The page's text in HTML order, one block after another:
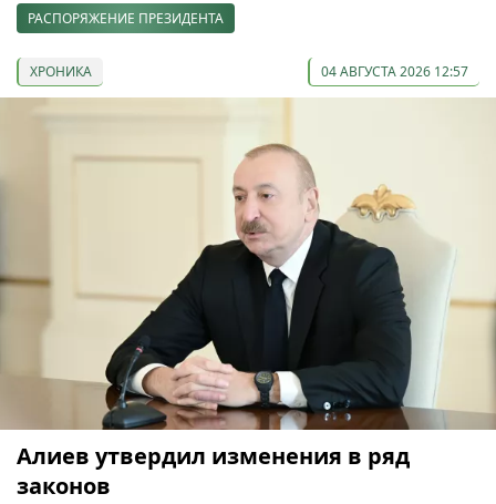
РАСПОРЯЖЕНИЕ ПРЕЗИДЕНТА
ХРОНИКА 04 АВГУСТА 2026 12:57
Алиев утвердил изменения в ряд
законов